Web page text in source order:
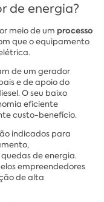
de energia?
meio de um processo
que o equipamento
de um gerador
e de apoio do
O seu baixo
eficiente
custo-benefício.
indicados para
de energia.
empreendedores
de alta